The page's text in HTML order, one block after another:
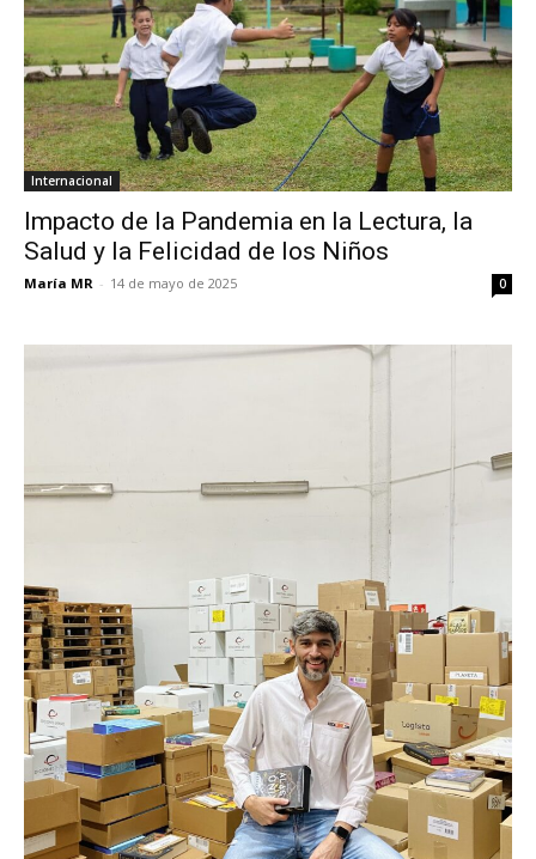
Internacional
Impacto de la Pandemia en la Lectura, la
Salud y la Felicidad de los Niños
María MR - 14 de mayo de 2025 0